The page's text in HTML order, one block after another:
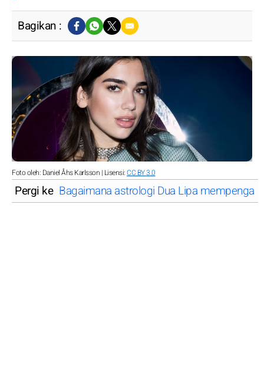
Bagikan :
Foto oleh: Daniel Åhs Karlsson | Lisensi:CC BY 3.0
Pergi ke Bagaimana astrologi Dua Lipa